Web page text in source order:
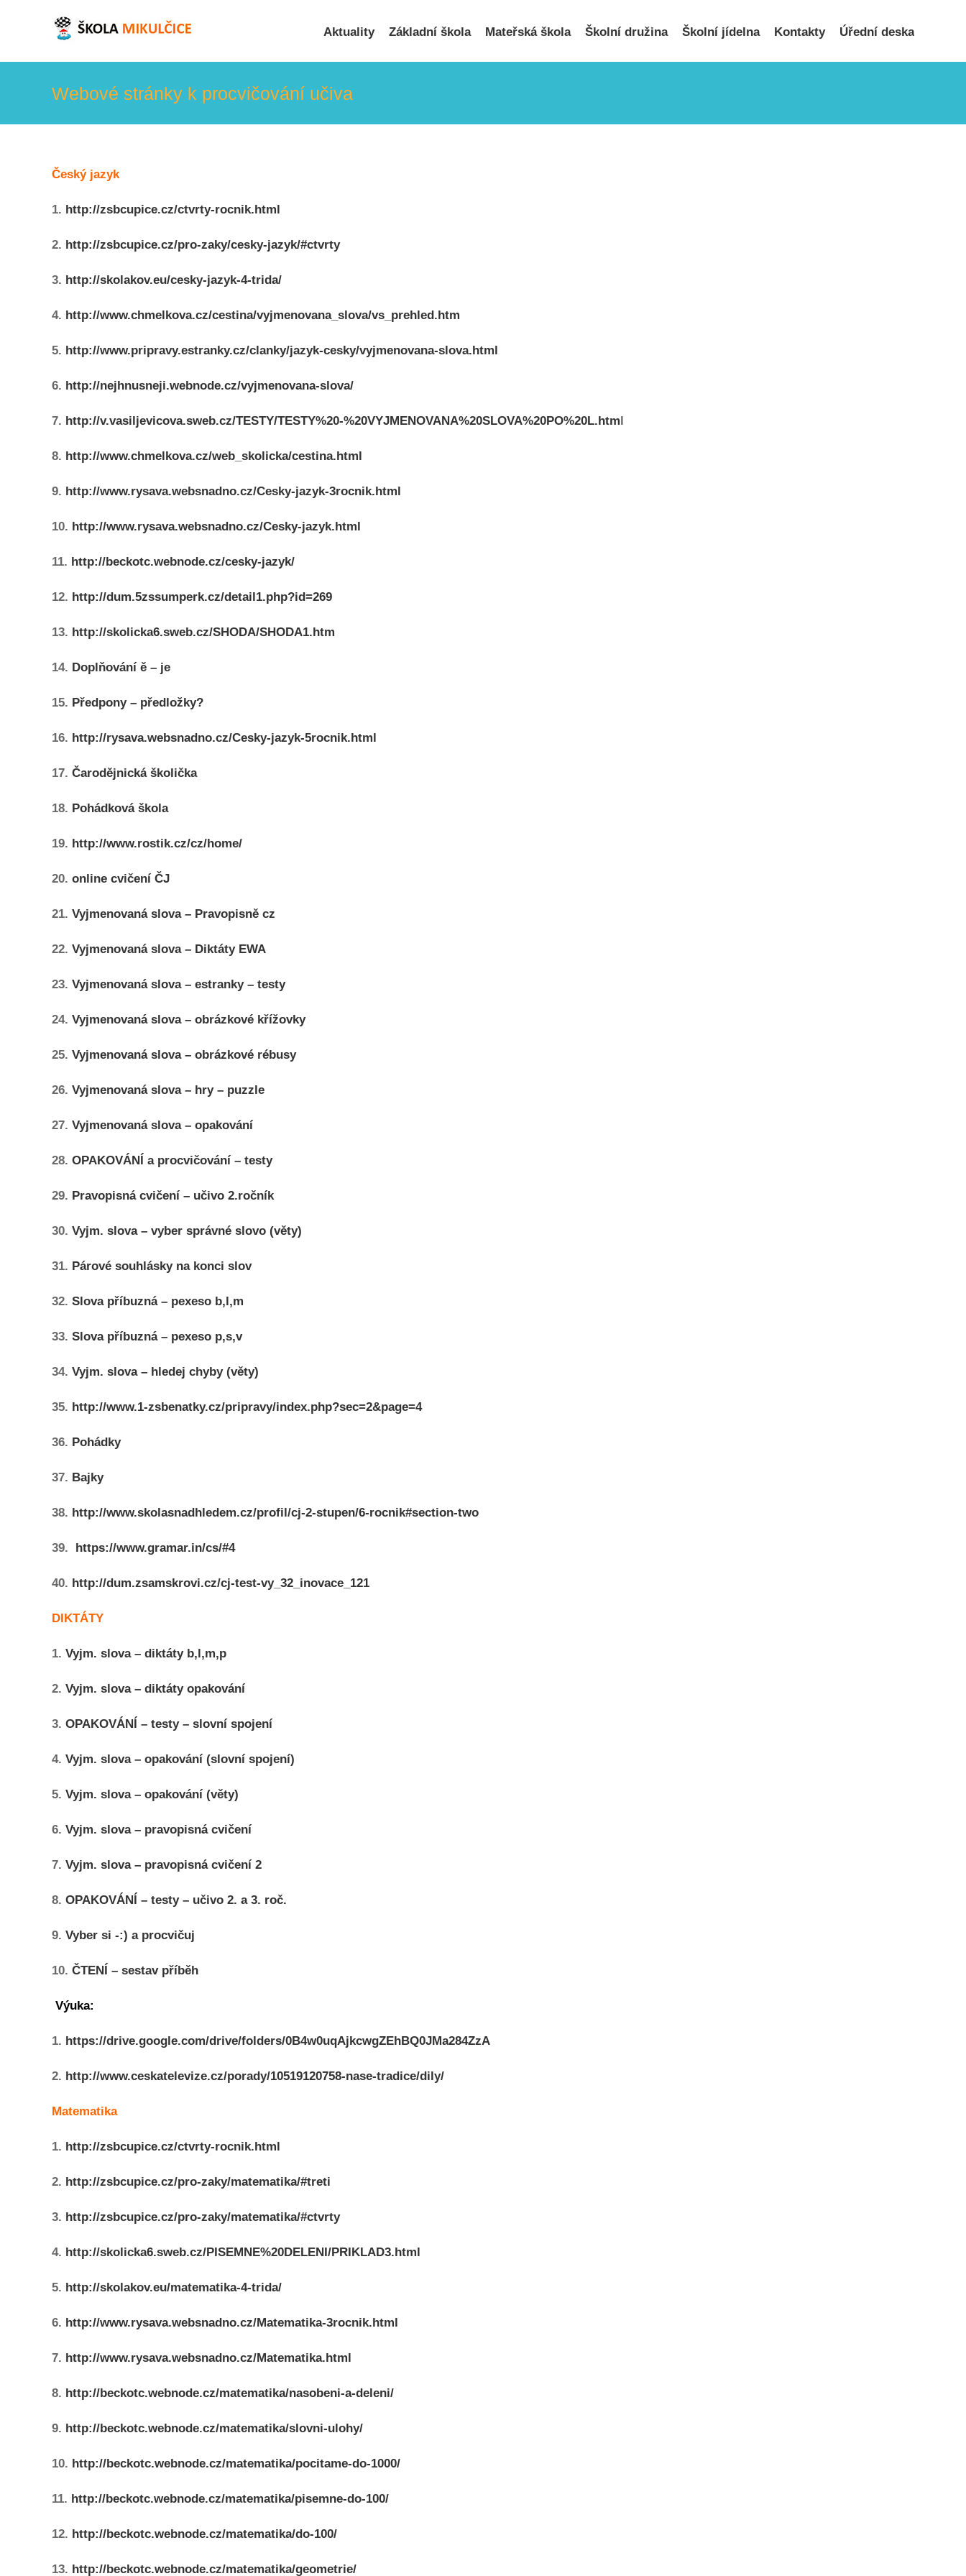
...
Aktuality Základní škola Mateřská škola Školní družina Školní jídelna Kontakty Úřední deska
Webové stránky k procvičování učiva
Český jazyk
1. http://zsbcupice.cz/ctvrty-rocnik.html
2. http://zsbcupice.cz/pro-zaky/cesky-jazyk/#ctvrty
3. http://skolakov.eu/cesky-jazyk-4-trida/
4. http://www.chmelkova.cz/cestina/vyjmenovana_slova/vs_prehled.htm
5. http://www.pripravy.estranky.cz/clanky/jazyk-cesky/vyjmenovana-slova.html
6. http://nejhnusneji.webnode.cz/vyjmenovana-slova/
7. http://v.vasiljevicova.sweb.cz/TESTY/TESTY%20-%20VYJMENOVANA%20SLOVA%20PO%20L.html
8. http://www.chmelkova.cz/web_skolicka/cestina.html
9. http://www.rysava.websnadno.cz/Cesky-jazyk-3rocnik.html
10. http://www.rysava.websnadno.cz/Cesky-jazyk.html
11. http://beckotc.webnode.cz/cesky-jazyk/
12. http://dum.5zssumperk.cz/detail1.php?id=269
13. http://skolicka6.sweb.cz/SHODA/SHODA1.htm
14. Doplňování ě – je
15. Předpony – předložky?
16. http://rysava.websnadno.cz/Cesky-jazyk-5rocnik.html
17. Čarodějnická školička
18. Pohádková škola
19. http://www.rostik.cz/cz/home/
20. online cvičení ČJ
21. Vyjmenovaná slova – Pravopisně cz
22. Vyjmenovaná slova – Diktáty EWA
23. Vyjmenovaná slova – estranky – testy
24. Vyjmenovaná slova – obrázkové křížovky
25. Vyjmenovaná slova – obrázkové rébusy
26. Vyjmenovaná slova – hry – puzzle
27. Vyjmenovaná slova – opakování
28. OPAKOVÁNÍ a procvičování – testy
29. Pravopisná cvičení – učivo 2.ročník
30. Vyjm. slova – vyber správné slovo (věty)
31. Párové souhlásky na konci slov
32. Slova příbuzná – pexeso b,l,m
33. Slova příbuzná – pexeso p,s,v
34. Vyjm. slova – hledej chyby (věty)
35. http://www.1-zsbenatky.cz/pripravy/index.php?sec=2&page=4
36. Pohádky
37. Bajky
38. http://www.skolasnadhledem.cz/profil/cj-2-stupen/6-rocnik#section-two
39. https://www.gramar.in/cs/#4
40. http://dum.zsamskrovi.cz/cj-test-vy_32_inovace_121
DIKTÁTY
1. Vyjm. slova – diktáty b,l,m,p
2. Vyjm. slova – diktáty opakování
3. OPAKOVÁNÍ – testy – slovní spojení
4. Vyjm. slova – opakování (slovní spojení)
5. Vyjm. slova – opakování (věty)
6. Vyjm. slova – pravopisná cvičení
7. Vyjm. slova – pravopisná cvičení 2
8. OPAKOVÁNÍ – testy – učivo 2. a 3. roč.
9. Vyber si -:) a procvičuj
10. ČTENÍ – sestav příběh
Výuka:
1. https://drive.google.com/drive/folders/0B4w0uqAjkcwgZEhBQ0JMa284ZzA
2. http://www.ceskatelevize.cz/porady/10519120758-nase-tradice/dily/
Matematika
1. http://zsbcupice.cz/ctvrty-rocnik.html
2. http://zsbcupice.cz/pro-zaky/matematika/#treti
3. http://zsbcupice.cz/pro-zaky/matematika/#ctvrty
4. http://skolicka6.sweb.cz/PISEMNE%20DELENI/PRIKLAD3.html
5. http://skolakov.eu/matematika-4-trida/
6. http://www.rysava.websnadno.cz/Matematika-3rocnik.html
7. http://www.rysava.websnadno.cz/Matematika.html
8. http://beckotc.webnode.cz/matematika/nasobeni-a-deleni/
9. http://beckotc.webnode.cz/matematika/slovni-ulohy/
10. http://beckotc.webnode.cz/matematika/pocitame-do-1000/
11. http://beckotc.webnode.cz/matematika/pisemne-do-100/
12. http://beckotc.webnode.cz/matematika/do-100/
13. http://beckotc.webnode.cz/matematika/geometrie/